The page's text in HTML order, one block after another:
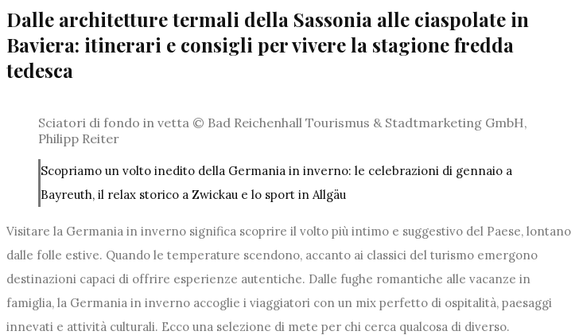
Dalle architetture termali della Sassonia alle ciaspolate in
Baviera: itinerari e consigli per vivere la stagione fredda
tedesca
Sciatori di fondo in vetta © Bad Reichenhall Tourismus & Stadtmarketing GmbH,
Philipp Reiter
Scopriamo un volto inedito della Germania in inverno: le celebrazioni di gennaio a
Bayreuth, il relax storico a Zwickau e lo sport in Allgäu
Visitare la Germania in inverno significa scoprire il volto più intimo e suggestivo del Paese, lontano
dalle folle estive. Quando le temperature scendono, accanto ai classici del turismo emergono
destinazioni capaci di offrire esperienze autentiche. Dalle fughe romantiche alle vacanze in
famiglia, la Germania in inverno accoglie i viaggiatori con un mix perfetto di ospitalità, paesaggi
innevati e attività culturali. Ecco una selezione di mete per chi cerca qualcosa di diverso.